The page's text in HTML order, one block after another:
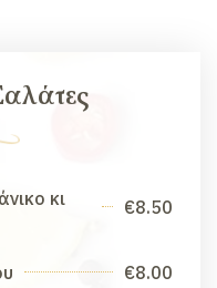
κι
€8.50
€8.00